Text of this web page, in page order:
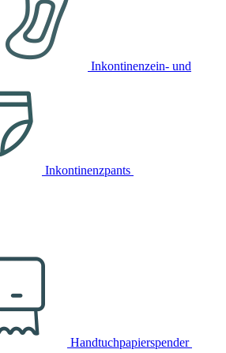
Inkontinenzein- und
Inkontinenzpants
Handtuchpapierspender